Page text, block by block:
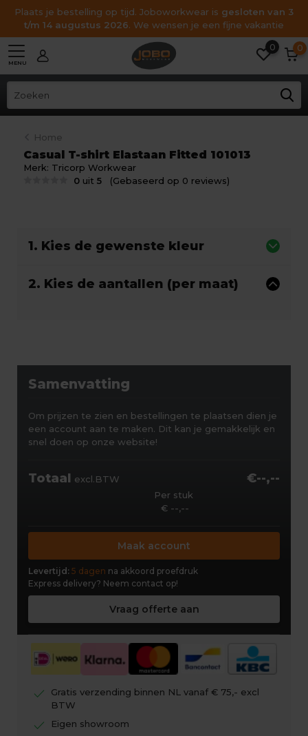
Plaats je bestelling op tijd. Joboworkwear is gesloten van 3
t/m 14 augustus 2026. We wensen je een fijne vakantie
MENU
0 0
Home
Casual T-shirt Elastaan Fitted 101013
Merk: Tricorp Workwear
0 uit5 (Gebaseerd op 0 reviews)
1. Kies de gewenste kleur
2. Kies de aantallen (per maat)
Samenvatting
Om prijzen te zien en bestellingen te plaatsen dien je
een account aan te maken. Dit kan je gemakkelijk en
snel doen op onze website!
Totaal excl.BTW €--,--
Per stuk
€ --,--
Maak account
Levertijd: 5 dagen na akkoord proefdruk
Express delivery? Neem contact op!
Vraag offerte aan
check
Gratis verzending binnen NL vanaf € 75,- excl
BTW
check Eigen showroom